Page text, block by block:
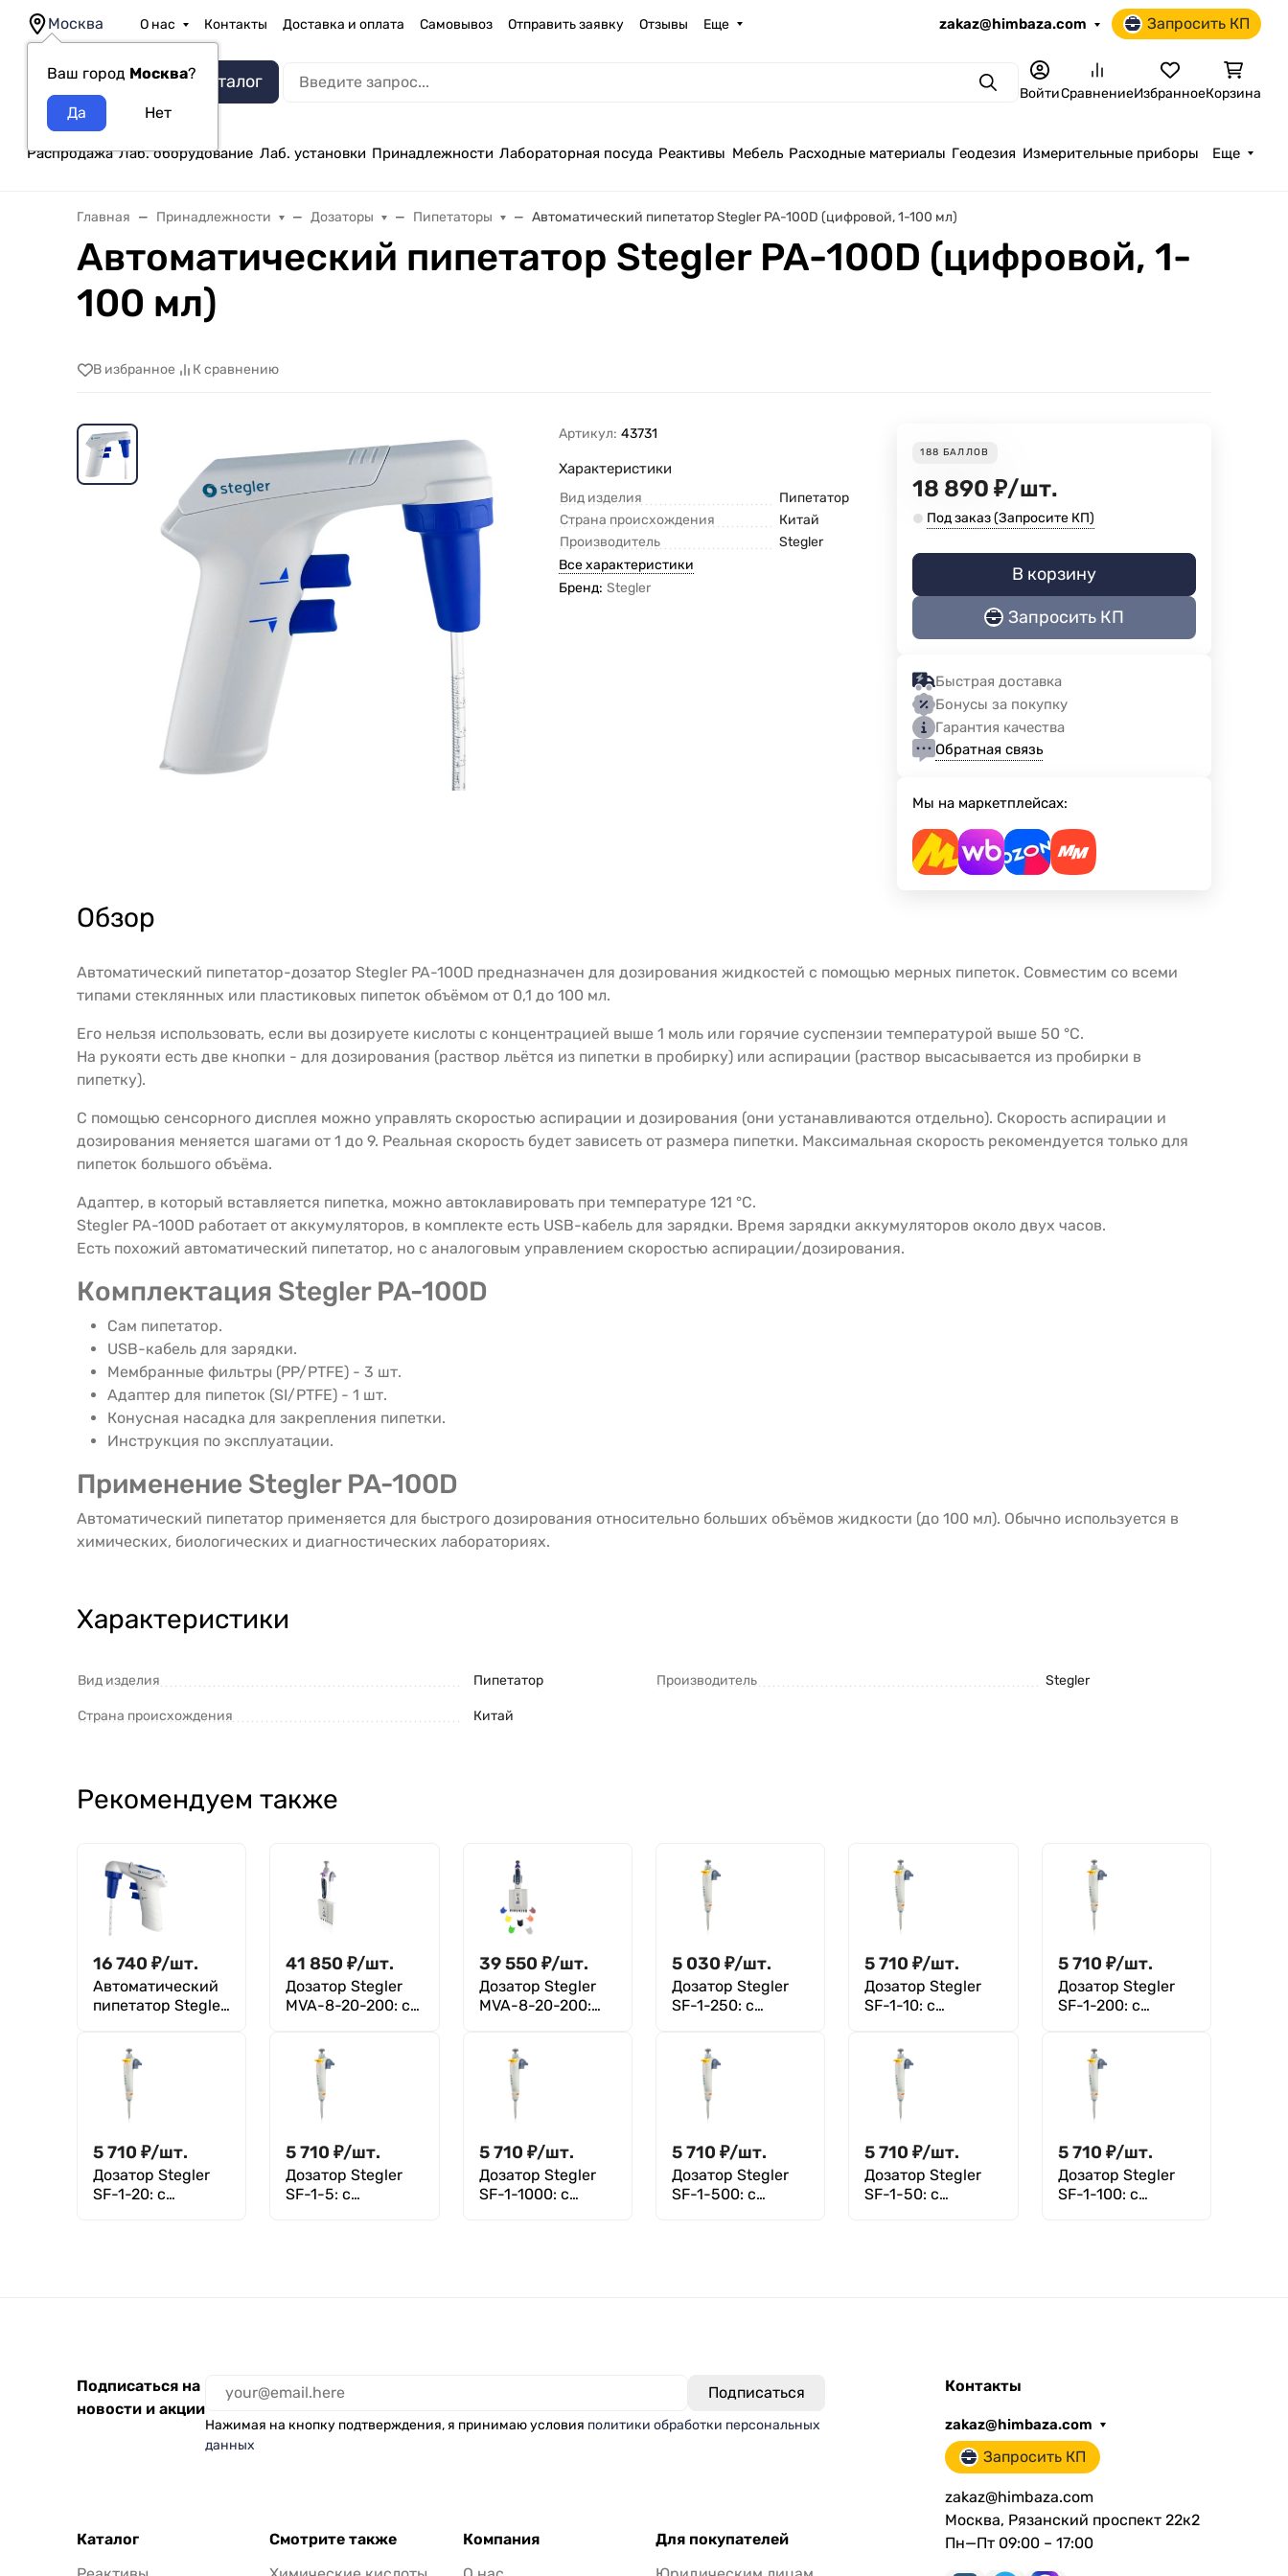
Москва
Ваш город Москва?
О нас Контакты Доставка и оплата Самовывоз Отправить заявку Отзывы Еще zakaz@himbaza.com Запросить КП
Каталог ПоискВойтиСравнениеИзбранноеКорзина
Распродажа Лаб. оборудование Лаб. установки Принадлежности Лабораторная посуда Реактивы Мебель Расходные материалы Геодезия Измерительные приборы Еще
Главная Принадлежности Дозаторы Пипетаторы Автоматический пипетатор Stegler PA-100D (цифровой, 1-100 мл)
Автоматический пипетатор Stegler PA-100D (цифровой, 1-
100 мл)
В избранное К сравнению
Артикул: 43731
Характеристики
Вид изделия
Пипетатор
Страна происхождения
Китай
Производитель
Stegler
Все характеристики
Бренд: Stegler
188 БАЛЛОВ
18 890 ₽/шт.
Под заказ (Запросите КП)
В корзину
Запросить КП
Быстрая доставка
Бонусы за покупку
Гарантия качества
Обратная связь
Мы на маркетплейсах:
Обзор
Автоматический пипетатор-дозатор Stegler PA-100D предназначен для дозирования жидкостей с помощью мерных пипеток. Совместим со всеми
типами стеклянных или пластиковых пипеток объёмом от 0,1 до 100 мл.
Его нельзя использовать, если вы дозируете кислоты с концентрацией выше 1 моль или горячие суспензии температурой выше 50 °C.
На рукояти есть две кнопки - для дозирования (раствор льётся из пипетки в пробирку) или аспирации (раствор высасывается из пробирки в
пипетку).
С помощью сенсорного дисплея можно управлять скоростью аспирации и дозирования (они устанавливаются отдельно). Скорость аспирации и
дозирования меняется шагами от 1 до 9. Реальная скорость будет зависеть от размера пипетки. Максимальная скорость рекомендуется только для
пипеток большого объёма.
Адаптер, в который вставляется пипетка, можно автоклавировать при температуре 121 °C.
Stegler PA-100D работает от аккумуляторов, в комплекте есть USB-кабель для зарядки. Время зарядки аккумуляторов около двух часов.
Есть похожий автоматический пипетатор, но с аналоговым управлением скоростью аспирации/дозирования.
Комплектация Stegler PA-100D
Сам пипетатор.
USB-кабель для зарядки.
Мембранные фильтры (PP/PTFE) - 3 шт.
Адаптер для пипеток (SI/PTFE) - 1 шт.
Конусная насадка для закрепления пипетки.
Инструкция по эксплуатации.
Применение Stegler PA-100D
Автоматический пипетатор применяется для быстрого дозирования относительно больших объёмов жидкости (до 100 мл). Обычно используется в
химических, биологических и диагностических лабораториях.
Характеристики
Вид изделия Пипетатор
Страна происхождения Китай
Производитель Stegler
Рекомендуем также
16 740 ₽/шт.
Автоматический
пипетатор Stegler
100 мл)
41 850 ₽/шт.
Дозатор Stegler
MVA-8-20-200: с
39 550 ₽/шт.
Дозатор Stegler
MVA-8-20-200:
5 030 ₽/шт.
Дозатор Stegler
SF-1-250: с
5 710 ₽/шт.
Дозатор Stegler
SF-1-10: с
5 710 ₽/шт.
Дозатор Stegler
SF-1-200: с
5 710 ₽/шт.
Дозатор Stegler
SF-1-20: с
5 710 ₽/шт.
Дозатор Stegler
SF-1-5: с
5 710 ₽/шт.
Дозатор Stegler
SF-1-1000: с
5 710 ₽/шт.
Дозатор Stegler
SF-1-500: с
5 710 ₽/шт.
Дозатор Stegler
SF-1-50: с
5 710 ₽/шт.
Дозатор Stegler
SF-1-100: с
Подписаться на
новости и акции
Нажимая на кнопку подтверждения, я принимаю условия политики обработки персональных
данных
Каталог
Смотрите также
Компания
Для покупателей
Контакты
zakaz@himbaza.com
Запросить КП
zakaz@himbaza.com
Москва, Рязанский проспект 22к2
Пн—Пт 09:00 – 17:00